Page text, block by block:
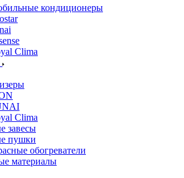
кондиционеры
Clima
Clima
завесы
пушки
обогреватели
материалы